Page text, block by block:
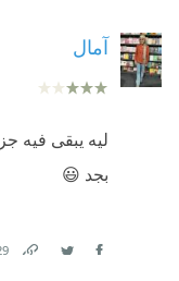
آمال
لیە یبقی فیە
بجد 😃